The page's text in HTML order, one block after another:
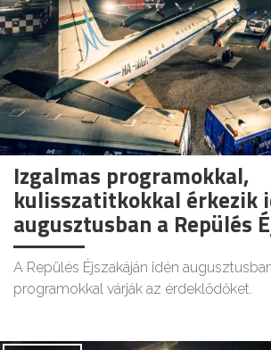
Izgalmas programokkal,
kulisszatitkokkal érkezik
augusztusban a Repülés
A Repülés Éjszakáján idén
programokkal várják az érdeklődőket.